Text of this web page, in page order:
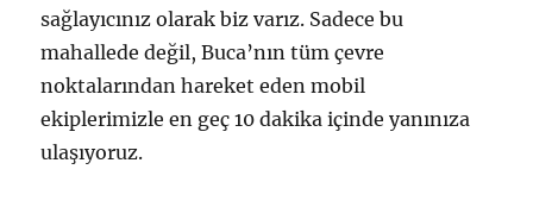
sağlayıcınız olarak biz varız. Sadece bu
mahallede değil, Buca’nın tüm çevre
noktalarından hareket eden mobil
ekiplerimizle en geç 10 dakika içinde yanınıza
ulaşıyoruz.